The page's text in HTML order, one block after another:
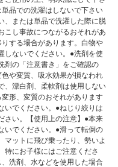
品での洗濯はしないで下さい
、または単品で洗濯した際に脱
こし事故につながるおそれがあ
する場合があります。白物や
しないでください。●洗剤を使
剤の「注意書き」をご確認の
や変質、吸水効果が損なわれ
、漂白剤、柔軟剤は使用しない
形、変質のおそれがあります
いでください。●ねじり絞りは
さい。【使用上の注意】●本来
いでください。●滑って転倒の
マットに飛び乗ったり、勢いよ
特にお子様にはご注意くださ
洗剤、水などを使用した場合